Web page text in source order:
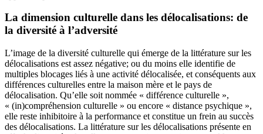
La dimension culturelle dans les délocalisations: de
la diversité à l’adversité
L’image de la diversité culturelle qui émerge de la littérature sur les
délocalisations est assez négative; ou du moins elle identifie de
multiples blocages liés à une activité délocalisée, et conséquents aux
différences culturelles entre la maison mère et le pays de
délocalisation. Qu’elle soit nommée « différence culturelle »,
« (in)compréhension culturelle » ou encore « distance psychique »,
elle reste inhibitoire à la performance et constitue un frein au succès
des délocalisations. La littérature sur les délocalisations présente en